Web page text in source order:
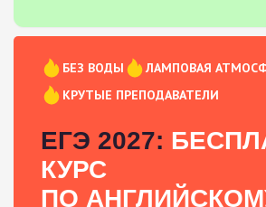
БЕЗ ВОДЫ
ЛАМПОВАЯ
КРУТЫЕ ПРЕПОДАВАТЕЛИ
ЕГЭ 2027:
КУРС
ПО